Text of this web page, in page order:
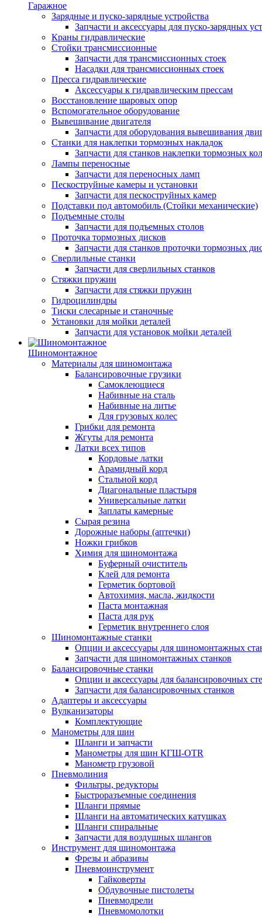
Гаражное
Зарядные и пуско-зарядные устройства
Запчасти и аксессуары для пуско-зарядных
Краны гидравлические
Стойки трансмиссионные
Запчасти для трансмиссионных стоек
Насадки для трансмиссионных стоек
Пресса гидравлические
Аксессуары к гидравлическим прессам
Восстановление шаровых опор
Вспомогательное оборудование
Вывешивание двигателя
Запчасти для оборудования вывешивания
Станки для наклепки тормозных накладок
Запчасти для станков наклепки тормозных
Лампы переносные
Запчасти для переносных ламп
Пескоструйные камеры и установки
Запчасти для пескоструйных камер
Подставки под автомобиль (Стойки механические)
Подъемные столы
Запчасти для подъемных столов
Проточка тормозных дисков
Запчасти для станков проточки тормозных
Сверлильные станки
Запчасти для сверлильных станков
Стяжки пружин
Запчасти для стяжки пружин
Гидроцилиндры
Тиски слесарные и станочные
Установки для мойки деталей
Запчасти для установок мойки деталей
Шиномонтажное
Материалы для шиномонтажа
Балансировочные грузики
Самоклеющиеся
Набивные на сталь
Набивные на литье
Для грузовых колес
Грибки для ремонта
Жгуты для ремонта
Латки всех типов
Кордовые латки
Арамидный корд
Стальной корд
Диагональные пластыря
Универсальные латки
Заплаты камерные
Сырая резина
Дорожные наборы (аптечки)
Ножки грибков
Химия для шиномонтажа
Буферный очиститель
Клей для ремонта
Герметик бортовой
Автохимия, масла, жидкости
Паста монтажная
Паста для рук
Герметик внутреннего слоя
Шиномонтажные станки
Опции и аксессуары для шиномонтажных
Запчасти для шиномонтажных станков
Балансировочные станки
Опции и аксессуары для балансировочных
Запчасти для балансировочных станков
Адаптеры и аксессуары
Вулканизаторы
Комплектующие
Манометры для шин
Шланги и запчасти
Манометры для шин КГШ-OTR
Манометр грузовой
Пневмолиния
Фильтры, редукторы
Быстроразъемные соединения
Шланги прямые
Шланги на автоматических катушках
Шланги спиральные
Запчасти для воздушных шлангов
Инструмент для шиномонтажа
Фрезы и абразивы
Пневмоинструмент
Гайковерты
Обдувочные пистолеты
Пневмодрели
Пневмомолотки